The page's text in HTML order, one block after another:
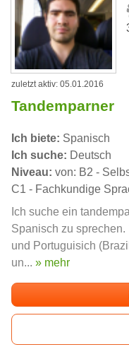
zuletzt aktiv: 05.01.2016
Tandemparner
Ich biete: Spanisch
Ich suche: Deutsch
Niveau: von: B2 -
C1 - Fachkundige
Ich suche ein
Spanisch zu
und Portuguisich
un... » mehr